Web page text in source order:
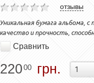
отзывы
Уникальная бумага альбома,
качество и прочность,
Сравнить
22000 грн.